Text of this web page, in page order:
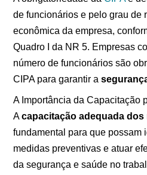
de funcionários e pelo grau de
econômica da empresa,
Quadro I da NR 5. Empresas
número de funcionários são
CIPA para garantir a
A Importância da Capacitação
Acapacitação adequada dos
fundamental para que possam
medidas preventivas e atuar
da segurança e saúde no